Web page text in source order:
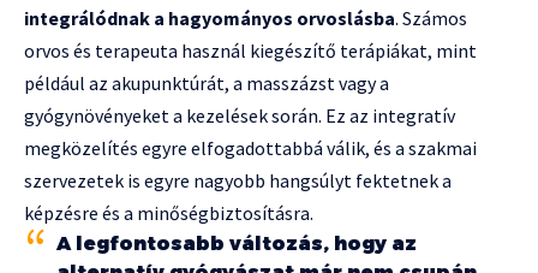
integrálódnak a hagyományos orvoslásba. Számos
orvos és terapeuta használ kiegészítő terápiákat, mint
például az akupunktúrát, a masszázst vagy a
gyógynövényeket a kezelések során. Ez az integratív
megközelítés egyre elfogadottabbá válik, és a szakmai
szervezetek is egyre nagyobb hangsúlyt fektetnek a
képzésre és a minőségbiztosításra.
A legfontosabb változás, hogy az